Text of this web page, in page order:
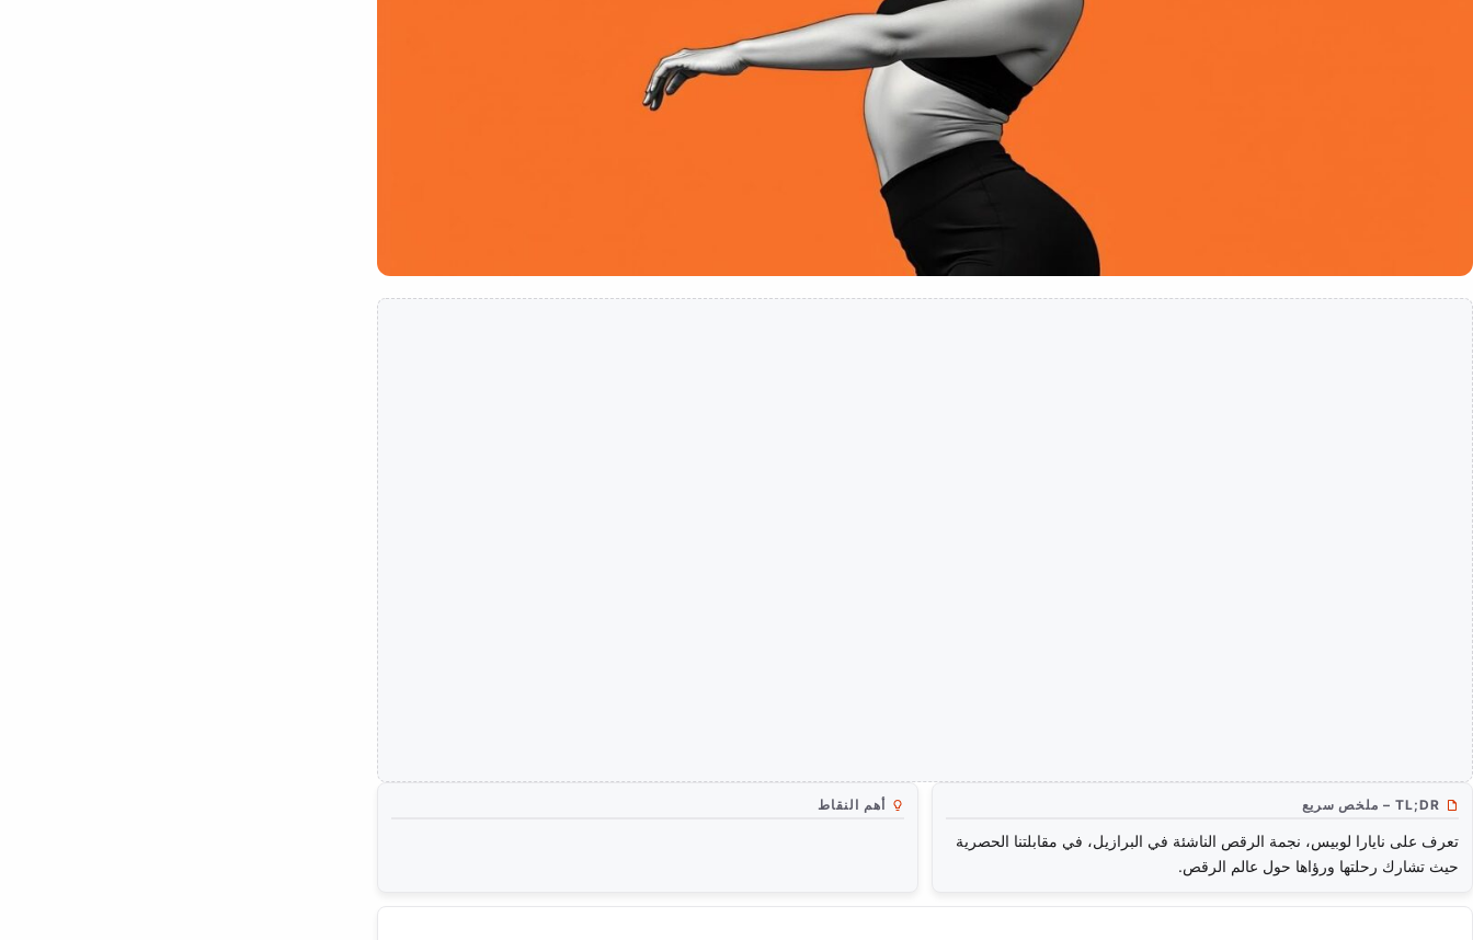
TL;DR – ملخص سريع
تعرف على نايارا لوبيس، نجمة الرقص الناشئة في البرازيل، في مقابلتنا الحصرية
حيث تشارك رحلتها ورؤاها حول عالم الرقص.
أهم النقاط